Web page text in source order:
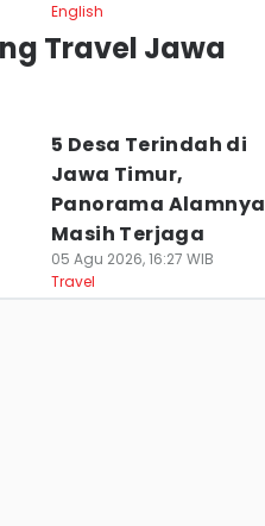
English
Travel Jawa
5 Desa Terindah di
Jawa Timur,
Panorama Alamnya
Masih Terjaga
05 Agu 2026, 16:27 WIB
Travel